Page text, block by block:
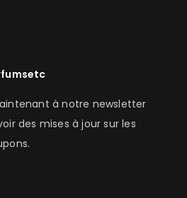
à notre newsletter
des mises à jour sur les